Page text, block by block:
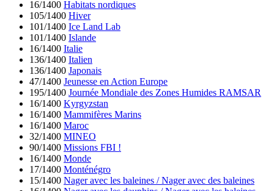
16/1400 Habitats nordiques
105/1400 Hiver
101/1400 Ice Land Lab
101/1400 Islande
16/1400 Italie
136/1400 Italien
136/1400 Japonais
47/1400 Jeunesse en Action Europe
195/1400 Journée Mondiale des Zones Humides RAMSAR
16/1400 Kyrgyzstan
16/1400 Mammifères Marins
16/1400 Maroc
32/1400 MINEO
90/1400 Missions FBI !
16/1400 Monde
17/1400 Monténégro
15/1400 Nager avec les baleines / Nager avec des baleines